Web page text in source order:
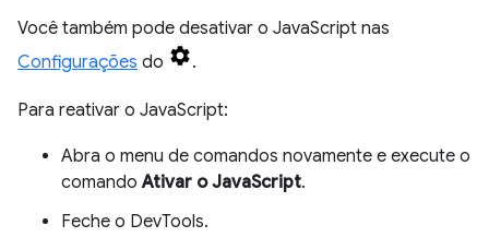
Você também pode desativar o JavaScript nas
Configurações do .
Para reativar o JavaScript:
Abra o menu de comandos novamente e execute o
comandoAtivar o JavaScript.
Feche o DevTools.